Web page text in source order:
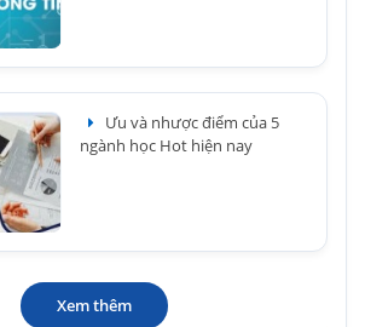
Ưu và nhược điểm của 5
ngành học Hot hiện nay
Xem thêm